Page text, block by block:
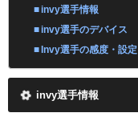
invy選手情報
invy選手のデバイス
Invy選手の感度・設定
invy選手情報